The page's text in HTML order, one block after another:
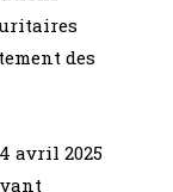
des
avril 2025